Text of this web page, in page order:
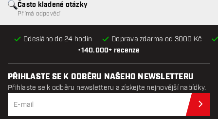
•140.000+ recenze
Odesláno do 24 hodin Doprava zdarma od 3000 Kč
Často kladené otázky
Přímá odpověď
PŘIHLASTE SE K ODBĚRU NAŠEHO NEWSLETTERU
Přihlaste se k odběru newsletteru a získejte nejnovější nabídky.